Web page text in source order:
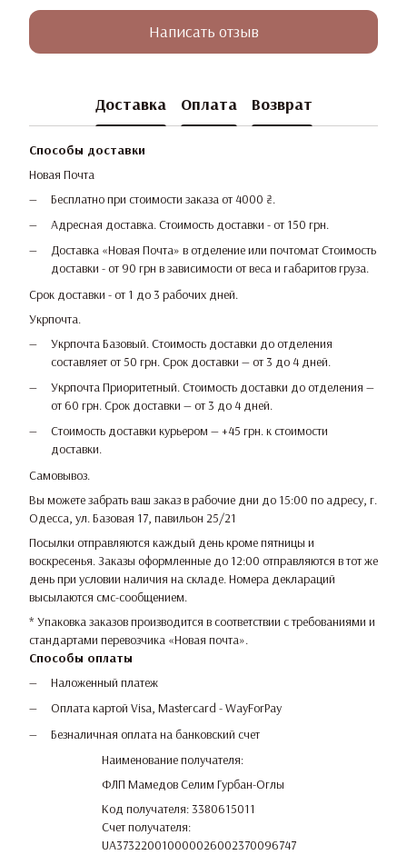
Написать отзыв
Доставка Оплата Возврат
Способы доставки
Новая Почта
Бесплатно при стоимости заказа от 4000 ₴.
Адресная доставка. Стоимость доставки - от 150 грн.
Доставка «Новая Почта» в отделение или почтомат Стоимость
доставки - от 90 грн в зависимости от веса и габаритов груза.
Срок доставки - от 1 до 3 рабочих дней.
Укрпочта.
Укрпочта Базовый. Стоимость доставки до отделения
составляет от 50 грн. Срок доставки — от 3 до 4 дней.
Укрпочта Приоритетный. Стоимость доставки до отделения —
от 60 грн. Срок доставки — от 3 до 4 дней.
Стоимость доставки курьером — +45 грн. к стоимости
доставки.
Самовывоз.
Вы можете забрать ваш заказ в рабочие дни до 15:00 по адресу, г.
Одесса, ул. Базовая 17, павильон 25/21
Посылки отправляются каждый день кроме пятницы и
воскресенья. Заказы оформленные до 12:00 отправляются в тот же
день при условии наличия на складе. Номера деклараций
высылаются смс-сообщением.
* Упаковка заказов производится в соответствии с требованиями и
стандартами перевозчика «Новая почта».
Способы оплаты
Наложенный платеж
Оплата картой Visa, Mastercard - WayForPay
Безналичная оплата на банковский счет
Наименование получателя:
ФЛП Мамедов Селим Гурбан-Оглы
Код получателя: 3380615011
Счет получателя:
UA373220010000026002370096747